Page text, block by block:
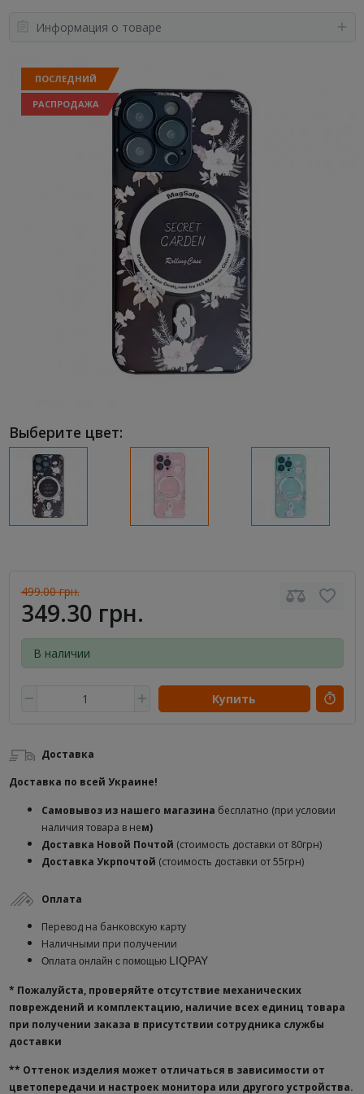
Информация о товаре
ПОСЛЕДНИЙ
РАСПРОДАЖА
Выберите цвет:
499.00 грн.
349.30 грн.
В наличии
Купить
Доставка
Доставка по всей Украине!
Самовывоз из нашего магазина бесплатно (при условии
наличия товара в нем)
Доставка Новой Почтой (стоимость доставки от 80грн)
Доставка Укрпочтой (стоимость доставки от 55грн)
Оплата
Перевод на банковскую карту
Наличными при получении
Оплата онлайн с помощью LIQPAY
* Пожалуйста, проверяйте отсутствие механических
повреждений и комплектацию, наличие всех единиц товара
при получении заказа в присутствии сотрудника службы
доставки
** Оттенок изделия может отличаться в зависимости от
цветопередачи и настроек монитора или другого устройства.